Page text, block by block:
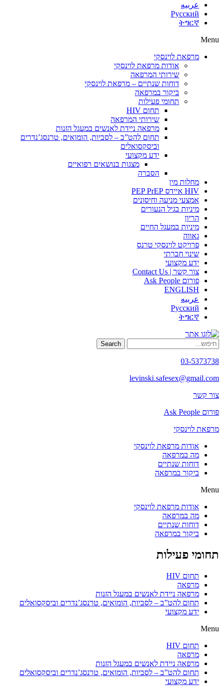
عربيه
Русский
ትግርኛ
Menu
מרפאת לוינסקי
אודות מרפאת לוינסקי
שירותי המרפאה
דוחות שנתיים – מרפאת לוינסקי
ביקור במרפאה
תחומי פעילות
תחום HIV
שירותי המרפאה
מרפאה ניידת לאנשים במעגל הזנות
תחום להט”ב – לסביות, הומואים, טרנסג’נדרים
וביסקסואלים
ידע מקצועי
מצגות בנושאים רפואיים
הסברה
מחלות מין
HIV איידס PEP PrEP
אמצעי מניעה וחיסונים
מיניות בגיל הנעורים
הריון
מיניות במעגל החיים
גאווה
פרויקט לוינסקי טרנס
שינוי חברתי
ידע מקצועי
צור קשר | Contact Us
פורום Ask People
ENGLISH
عربيه
Русский
ትግርኛ
Search
03-5373738
levinski.safesex@gmail.com
צור קשר
פורום Ask People
מרפאת לוינסקי
אודות מרפאת לוינסקי
מה במרפאה
דוחות שנתיים
ביקור במרפאה
Menu
אודות מרפאת לוינסקי
מה במרפאה
דוחות שנתיים
ביקור במרפאה
תחומי פעילות
תחום HIV
מרפאה
מרפאה ניידת לאנשים במעגל הזנות
תחום להט”ב – לסביות, הומואים, טרנסג’נדרים וביסקסואלים
ידע מקצועי
Menu
תחום HIV
מרפאה
מרפאה ניידת לאנשים במעגל הזנות
תחום להט”ב – לסביות, הומואים, טרנסג’נדרים וביסקסואלים
ידע מקצועי